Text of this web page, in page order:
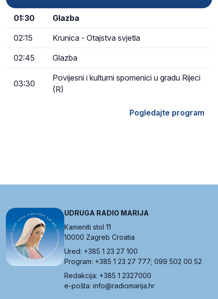
01:30 Glazba
02:15 Krunica - Otajstva svjetla
02:45 Glazba
03:30
Povijesni i kulturni spomenici u gradu Rijeci
(R)
Pogledajte program
UDRUGA RADIO MARIJA
Kameniti stol 11
10000 Zagreb Croatia
Ured: +385 1 23 27 100
Program: +385 1 23 27 777; 099 502 00 52
Redakcija: +385 1 2327000
e-pošta: info@radiomarija.hr